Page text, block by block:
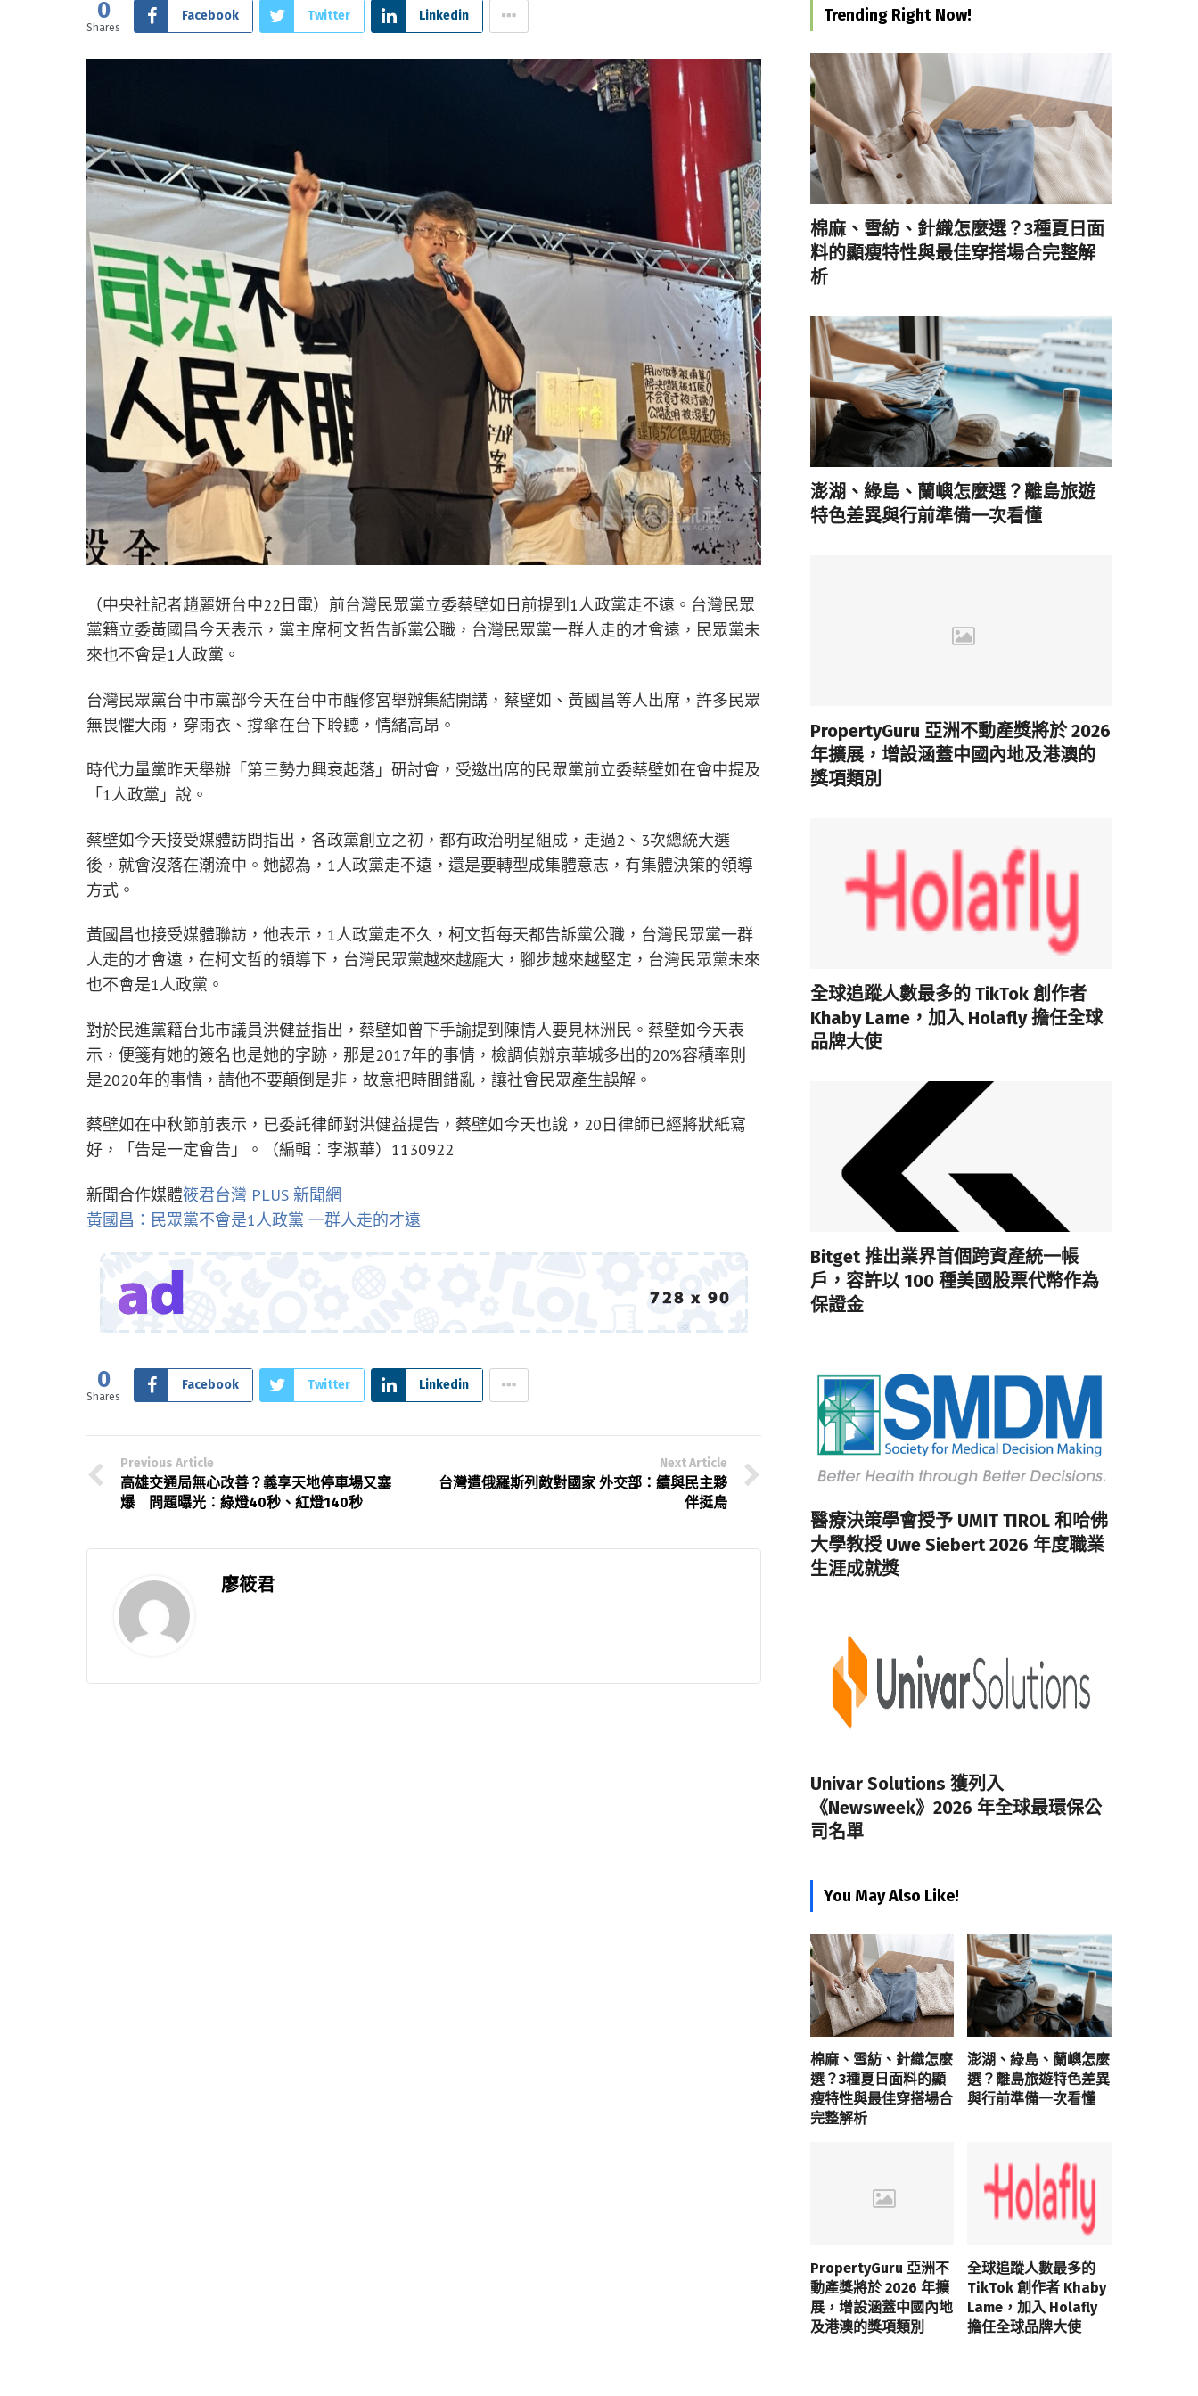
0
Shares
Facebook Twitter Linkedin
（中央社記者趙麗妍台中22日電）前台灣民眾黨立委蔡壁如日前提到1人政黨走不遠。台灣民眾
黨籍立委黃國昌今天表示，黨主席柯文哲告訴黨公職，台灣民眾黨一群人走的才會遠，民眾黨未
來也不會是1人政黨。
台灣民眾黨台中市黨部今天在台中市醒修宮舉辦集結開講，蔡壁如、黃國昌等人出席，許多民眾
無畏懼大雨，穿雨衣、撐傘在台下聆聽，情緒高昂。
時代力量黨昨天舉辦「第三勢力興衰起落」研討會，受邀出席的民眾黨前立委蔡壁如在會中提及
「1人政黨」說。
蔡壁如今天接受媒體訪問指出，各政黨創立之初，都有政治明星組成，走過2、3次總統大選
後，就會沒落在潮流中。她認為，1人政黨走不遠，還是要轉型成集體意志，有集體決策的領導
方式。
黃國昌也接受媒體聯訪，他表示，1人政黨走不久，柯文哲每天都告訴黨公職，台灣民眾黨一群
人走的才會遠，在柯文哲的領導下，台灣民眾黨越來越龐大，腳步越來越堅定，台灣民眾黨未來
也不會是1人政黨。
對於民進黨籍台北市議員洪健益指出，蔡壁如曾下手諭提到陳情人要見林洲民。蔡壁如今天表
示，便箋有她的簽名也是她的字跡，那是2017年的事情，檢調偵辦京華城多出的20%容積率則
是2020年的事情，請他不要顛倒是非，故意把時間錯亂，讓社會民眾產生誤解。
蔡壁如在中秋節前表示，已委託律師對洪健益提告，蔡壁如今天也說，20日律師已經將狀紙寫
好，「告是一定會告」。（編輯：李淑華）1130922
新聞合作媒體筱君台灣 PLUS 新聞網
黃國昌：民眾黨不會是1人政黨 一群人走的才遠
0
Shares
Facebook Twitter Linkedin
Previous Article
高雄交通局無心改善？義享天地停車場又塞
爆 問題曝光：綠燈40秒、紅燈140秒
Next Article
台灣遭俄羅斯列敵對國家 外交部：續與民主夥
伴挺烏
廖筱君
Trending Right Now!
棉麻、雪紡、針織怎麼選？3種夏日面
料的顯瘦特性與最佳穿搭場合完整解
析
澎湖、綠島、蘭嶼怎麼選？離島旅遊
特色差異與行前準備一次看懂
PropertyGuru 亞洲不動產獎將於 2026
年擴展，增設涵蓋中國內地及港澳的
獎項類別
全球追蹤人數最多的 TikTok 創作者
Khaby Lame，加入 Holafly 擔任全球
品牌大使
Bitget 推出業界首個跨資產統一帳
戶，容許以 100 種美國股票代幣作為
保證金
醫療決策學會授予 UMIT TIROL 和哈佛
大學教授 Uwe Siebert 2026 年度職業
生涯成就獎
Univar Solutions 獲列入
《Newsweek》2026 年全球最環保公
司名單
You May Also Like!
棉麻、雪紡、針織怎麼
選？3種夏日面料的顯
瘦特性與最佳穿搭場合
完整解析
澎湖、綠島、蘭嶼怎麼
選？離島旅遊特色差異
與行前準備一次看懂
PropertyGuru 亞洲不
動產獎將於 2026 年擴
展，增設涵蓋中國內地
及港澳的獎項類別
全球追蹤人數最多的
TikTok 創作者 Khaby
Lame，加入 Holafly
擔任全球品牌大使